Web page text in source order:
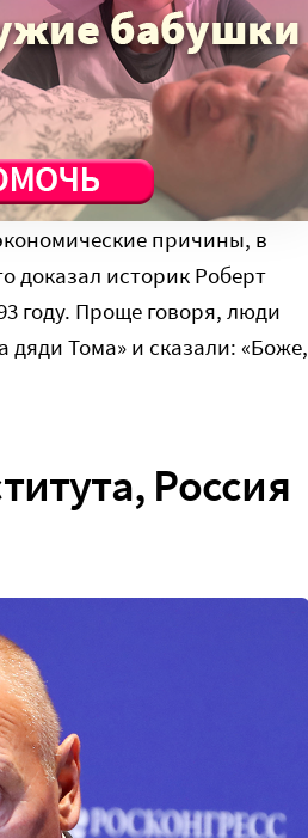
месяца под
Их заставили
посмотреть фильмы.
– сказал экономист.
причины, в
доказал историк Роберт
году. Проще говоря, люди
Тома» и сказали: «Боже,
Россия